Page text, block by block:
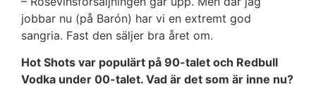
jobbar nu (på Barón) har vi en extremt god
sangria. Fast den säljer bra året om.
Hot Shots var populärt på 90-talet och Redbull
Vodka under 00-talet. Vad är det som är inne nu?